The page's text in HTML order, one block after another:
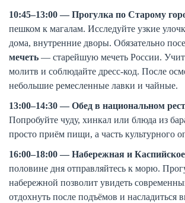
10:45–13:00 — Прогулка по Старому
пешком к магалам. Исследуйте узкие
дома, внутренние дворы. Обязательно
мечеть — старейшую мечеть России.
молитв и соблюдайте дресс-код. После
небольшие ремесленные лавки и чайные.
13:00–14:30 — Обед в национальном
Попробуйте чуду, хинкал или блюда из
просто приём пищи, а часть культурного
16:00–18:00 — Набережная и
половине дня отправляйтесь к морю.
набережной позволит увидеть
отдохнуть после подъёмов и насладиться